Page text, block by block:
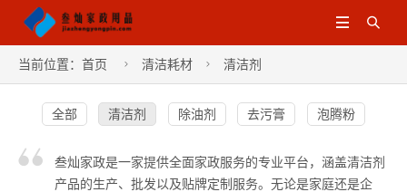


当前位置： 首页  清洁耗材  清洁剂
全部 清洁剂 除油剂 去污膏 泡腾粉
叁灿家政是一家提供全面家政服务的专业平台，涵盖清洁剂
产品的生产、批发以及贴牌定制服务。无论是家庭还是企